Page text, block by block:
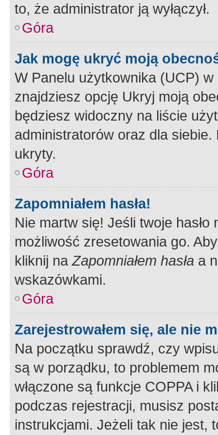
to, że administrator ją wyłączył.
Góra
Jak mogę ukryć moją
W Panelu użytkownika (UCP) w
znajdziesz opcję Ukryj moją
będziesz widoczny na liście
administratorów oraz dla
ukryty.
Góra
Zapomniałem hasła!
Nie martw się! Jeśli twoje
możliwość zresetowania go.
kliknij naZapomniałem hasła a
wskazówkami.
Góra
Zarejestrowałem się, ale nie
Na początku sprawdź, czy
są w porządku, to problemem
włączone są funkcje COPPA i
podczas rejestracji, musisz
instrukcjami. Jeżeli tak nie jest,